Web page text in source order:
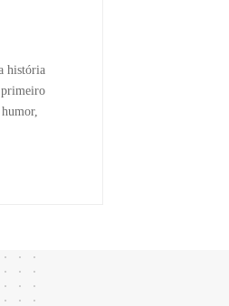
história